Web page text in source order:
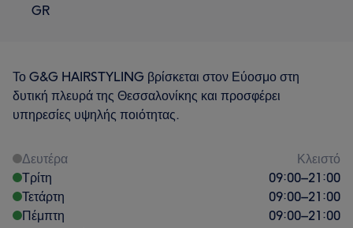
GR
Το G&G HAIRSTYLING βρίσκεται στον Εύοσμο στη
δυτική πλευρά της Θεσσαλονίκης και προσφέρει
υπηρεσίες υψηλής ποιότητας.
Δευτέρα
Κλειστό
Τρίτη
09:00–21:00
Τετάρτη
09:00–21:00
Πέμπτη
09:00–21:00